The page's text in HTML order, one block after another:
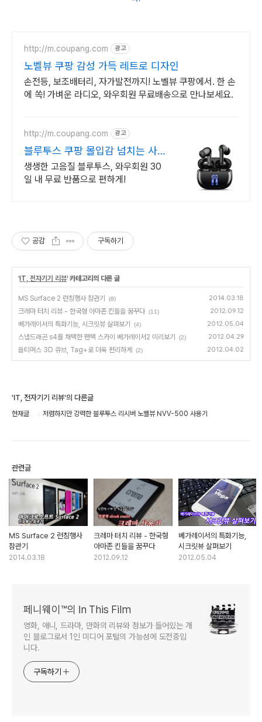
http://m.coupang.com 광고
노벨뷰 쿠팡 감성 가득 레트로 디자인
손전등, 보조배터리, 자가발전까지! 노벨뷰 쿠팡에서. 한 손
에 쏙! 가벼운 라디오, 와우회원 무료배송으로 만나보세요.
http://m.coupang.com 광고
블루투스 쿠팡 몰입감 넘치는 사운
드 경험
생생한 고음질 블루투스, 와우회원 30
일 내 무료 반품으로 편하게!
공감 구독하기
'IT, 전자기기 리뷰' 카테고리의 다른 글
MS Surface 2 런칭행사 참관기 (8) 2014.03.18
크레마 터치 리뷰 - 한국형 아마존 킨들을 꿈꾸다 (11) 2012.09.12
베가레이서의 특화기능, 시크릿뷰 살펴보기 (4) 2012.05.04
스냅드래곤 s4를 채택한 팬택 스카이 베가레이서2 미리보기 (2) 2012.04.29
옵티머스 3D 큐브, Tag+로 더욱 편리하게 (2) 2012.04.02
'IT, 전자기기 리뷰'의 다른글
현재글 저렴하지만 강력한 블루투스 리시버 노벨뷰 NVV-500 사용기
관련글
MS Surface 2 런칭행사
참관기
2014.03.18
크레마 터치 리뷰 - 한국형
아마존 킨들을 꿈꾸다
2012.09.12
베가레이서의 특화기능,
시크릿뷰 살펴보기
2012.05.04
페니웨이™의 In This Film
영화, 애니, 드라마, 만화의 리뷰와 정보가 들어있는 개
인 블로그로서 1인 미디어 포털의 가능성에 도전중입
니다.
구독하기